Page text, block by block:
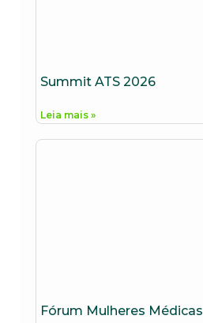
Summit ATS 2026
Leia mais »
Fórum Mulheres Médicas